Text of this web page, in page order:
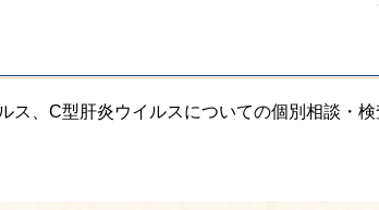
、C型肝炎ウイルスについての個別相談・検